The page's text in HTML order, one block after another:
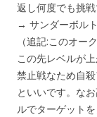
返し何度でも挑
→ サンダーボル
（追記:このオー
この先レベルが
禁止戦なため自
といいです。な
ルでターゲット